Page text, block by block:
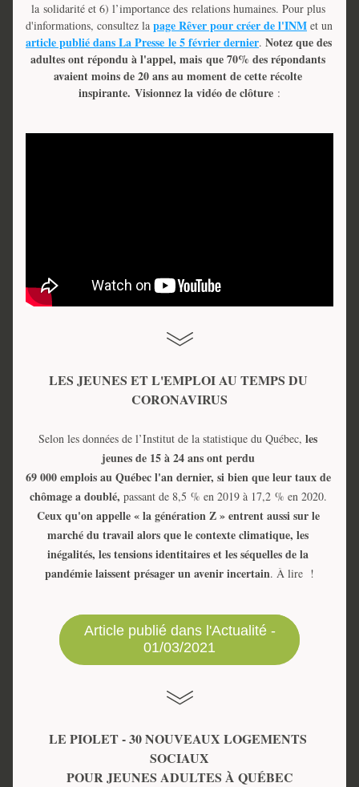
la solidarité et 6) l’importance des relations humaines. Pour plus
d'informations, consultez la page Rêver pour créer de l'INM
article publié dans La Presse le 5 février dernier. Notez que des
adultes ont répondu à l'appel, mais que 70% des répondants
avaient moins de 20 ans au moment de cette récolte
inspirante. Visionnez la vidéo de clôture :
LES JEUNES ET L'EMPLOI AU TEMPS DU
CORONAVIRUS
Selon les données de l’Institut de la statistique du Québec, les
jeunes de 15 à 24 ans ont perdu
69 000 emplois au Québec l'an dernier, si bien que leur taux de
chômage a doublé,
Ceux qu'on appelle « la génération Z » entrent aussi sur le
marché du travail alors que le contexte climatique, les
inégalités, les tensions identitaires et les séquelles de la
pandémie laissent présager un avenir incertain. À lire  !
Article publié dans l'Actualité -
01/03/2021
LE PIOLET - 30 NOUVEAUX LOGEMENTS
SOCIAUX
POUR JEUNES ADULTES À QUÉBEC